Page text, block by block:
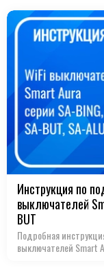
Инструкция по
выключателей
BUT
Подробная
выключателей Smart